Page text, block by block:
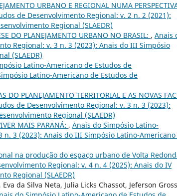
URBANO E REGIONAL NUMA
de Desenvolvimento Regional: v. 2 n. 2 (2021):
Regional (SLAEDR)
DO PLANEJAMENTO URBANO NO BRASIL: , Anais
Regional: v. 3 n. 3 (2023): Anais do III Simpósio
(SLAEDR)
Latino-Americano de Estudos de
Latino-Americano de Estudos de
DO PLANEJAMENTO TERRITORIAL E AS NOVAS
de Desenvolvimento Regional: v. 3 n. 3 (2023):
Regional (SLAEDR)
MAIS PARANÁ: , Anais do Simpósio Latino-
3 (2023): Anais do III Simpósio Latino-
na produção do espaço urbano de Volta
Regional: v. 4 n. 4 (2025): Anais do IV
Regional (SLAEDR)
da Silva Neta, Julia Licks Chassot, Jeferson